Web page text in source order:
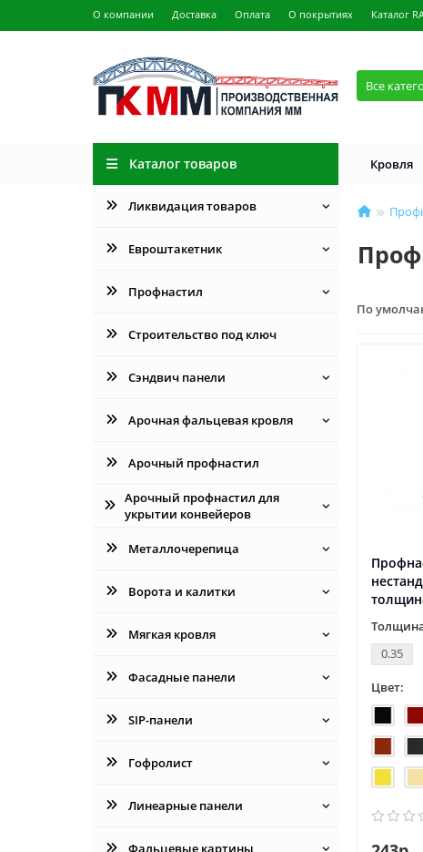
О компании Доставка Оплата О покрытиях Каталог
Все
Каталог товаров
Ликвидация товаров
Евроштакетник
Профнастил
Строительство под ключ
Сэндвич панели
Арочная фальцевая кровля
Арочный профнастил
Арочный профнастил для
укрытии конвейеров
Металлочерепица
Ворота и калитки
Мягкая кровля
Фасадные панели
SIP-панели
Гофролист
Линеарные панели
Фальцевые картины
Кровля
По
0.35
Цвет: